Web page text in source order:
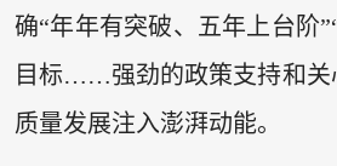
确“年年有突破、五年上台阶
目标……强劲的政策支持和关
质量发展注入澎湃动能。